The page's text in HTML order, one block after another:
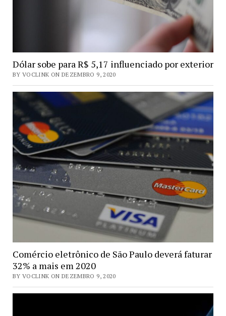
Dólar sobe para R$ 5,17 influenciado por exterior
BY VOCLINK ON DEZEMBRO 9, 2020
Comércio eletrônico de São Paulo deverá faturar
32% a mais em 2020
BY VOCLINK ON DEZEMBRO 9, 2020